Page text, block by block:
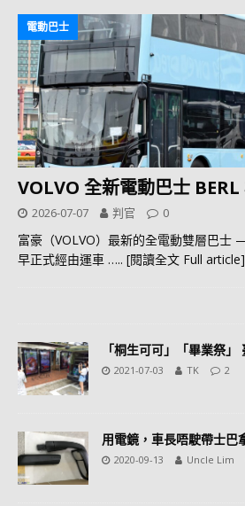
電動巴士
VOLVO 全新電動巴士
2026-07-07 判官 0
富豪（VOLVO）最新的全電動雙層巴
早正式經由運車 ….. [閱讀全文 Full article]
「桐生可可」「畢業祭
2021-07-03 TK 2
用電鏡，車長唔駛帶士巴
2020-09-13 Uncle Lim